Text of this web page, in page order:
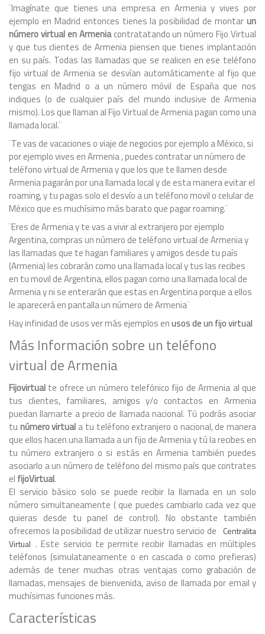
¨Imagínate que tienes una empresa en Armenia y vives por
ejemplo en Madrid entonces tienes la posibilidad de montar un
número virtual en Armeniacontratatando un número Fijo Virtual
y que tus clientes de Armenia piensen que tienes implantación
en su país. Todas las llamadas que se realicen en ese teléfono
fijo virtual de Armenia se desvían automáticamente al fijo que
tengas en Madrid o a un número móvil de España que nos
indiques (o de cualquier país del mundo inclusive de Armenia
mismo). Los que llaman al Fijo Virtual de Armenia pagan como una
llamada local.¨
¨Te vas de vacaciones o viaje de negocios por ejemplo a México, si
por ejemplo vives en Armenia , puedes contratar un número de
teléfono virtual de Armenia y que los que te llamen desde
Armenia pagarán por una llamada local y de esta manera evitar el
roaming, y tu pagas solo el desvío a un teléfono movil o celular de
México que es muchísimo más barato que pagar roaming.¨
¨Eres de Armenia y te vas a vivir al extranjero por ejemplo
Argentina, compras un número de teléfono virtual de Armenia y
las llamadas que te hagan familiares y amigos desde tu país
(Armenia) les cobrarán como una llamada local y tus las recibes
en tu movil de Argentina, ellos pagan como una llamada local de
Armenia y ni se enterarán que estas en Argentina porque a ellos
le aparecerá en pantalla un número de Armenia¨
Hay infinidad de usos ver más ejemplos enusos de un fijo virtual
Más Información sobre un teléfono
virtual de Armenia
Fijovirtual te ofrece un número telefónico fijo de Armenia al que
tus clientes, familiares, amigos y/o contactos en Armenia
puedan llamarte a precio de llamada nacional. Tú podrás asociar
tu número virtual a tu teléfono extranjero o nacional, de manera
que ellos hacen una llamada a un fijo de Armenia y tú la recibes en
tu número extranjero o si estás en Armenia también puedes
asociarlo a un número de teléfono del mismo país que contrates
el fijoVirtual.
El servicio básico solo se puede recibir la llamada en un solo
número simultaneamente ( que puedes cambiarlo cada vez que
quieras desde tu panel de control). No obstante también
ofrecemos la posibilidad de utilizar nuestro servicio de
Centralita
Virtual . Este servicio te permite recibir llamadas en múltiples
teléfonos (simulataneamente o en cascada o como prefieras)
además de tener muchas otras ventajas como grabación de
llamadas, mensajes de bienvenida, aviso de llamada por email y
muchísimas funciones más.
Características